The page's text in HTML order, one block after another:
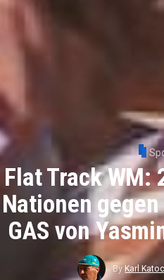
Flat Track WM:
Nationen
GAS von
By Karl